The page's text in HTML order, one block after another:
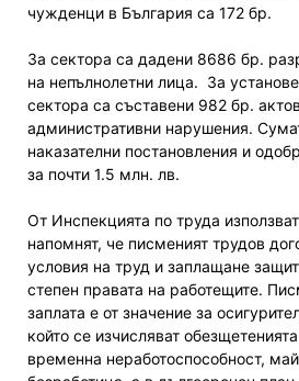
чужденци в България са 172 бр.
За сектора са дадени 8686 бр.
на непълнолетни лица. За
сектора са съставени 982 бр.
административни нарушения.
наказателни постановления и
за почти 1.5 млн. лв.
От Инспекцията по труда
напомнят, че писменият трудов
условия на труд и заплащане
степен правата на работещите.
заплата е от значение за
който се изчисляват
временна неработоспособност,